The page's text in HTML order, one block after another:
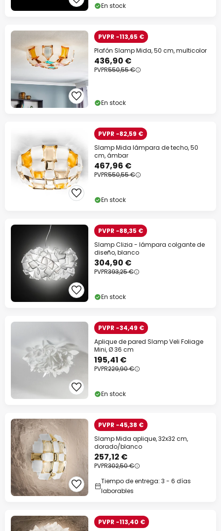
En stock
PVPR -113,65 €
Plafón Slamp Mida, 50 cm, multicolor
436,90 €
PVPR550,55 €
En stock
PVPR -82,59 €
Slamp Mida lámpara de techo, 50
cm, ámbar
467,96 €
PVPR550,55 €
En stock
PVPR -88,35 €
Slamp Clizia - lámpara colgante de
diseño, blanco
304,90 €
PVPR393,25 €
En stock
PVPR -34,49 €
Aplique de pared Slamp Veli Foliage
Mini, Ø 36 cm
195,41 €
PVPR229,90 €
En stock
PVPR -45,38 €
Slamp Mida aplique, 32x32 cm,
dorado/blanco
257,12 €
PVPR302,50 €
Tiempo de entrega: 3 - 6 días
laborables
PVPR -113,40 €